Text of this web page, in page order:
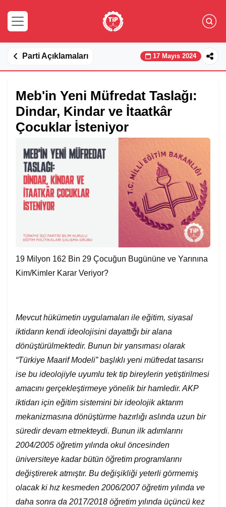
Parti Açıklamaları 17 Mayıs 2024
Meb'in Yeni Müfredat Taslağı:
Dindar, Kindar ve İtaatkâr
Çocuklar İsteniyor
19 Milyon 162 Bin 29 Çocuğun Bugününe ve Yarınına
Kim/Kimler Karar Veriyor?
Mevcut hükümetin uygulamaları ile eğitim, siyasal
iktidarın kendi ideolojisini dayattığı bir alana
dönüştürülmektedir. Bunun bir yansıması olarak
“Türkiye Maarif Modeli” başlıklı yeni müfredat tasarısı
ise bu ideolojiyle uyumlu tek tip bireylerin yetiştirilmesi
amacını gerçekleştirmeye yönelik bir hamledir. AKP
iktidarı için eğitim sistemini bir ideolojik aktarım
mekanizmasına dönüştürme hazırlığı aslında uzun bir
süredir devam etmekteydi. Bunun ilk adımlarını
2004/2005 öğretim yılında okul öncesinden
üniversiteye kadar bütün öğretim programlarını
değiştirerek atmıştır. Bu değişikliği yeterli görmemiş
olacak ki hız kesmeden 2006/2007 öğretim yılında ve
daha sonra da 2017/2018 öğretim yılında üçüncü kez